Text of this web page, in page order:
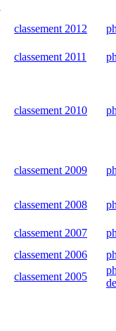
classement 2012
classement 2011
classement 2010
classement 2009
classement 2008
classement 2007
classement 2006
classement 2005